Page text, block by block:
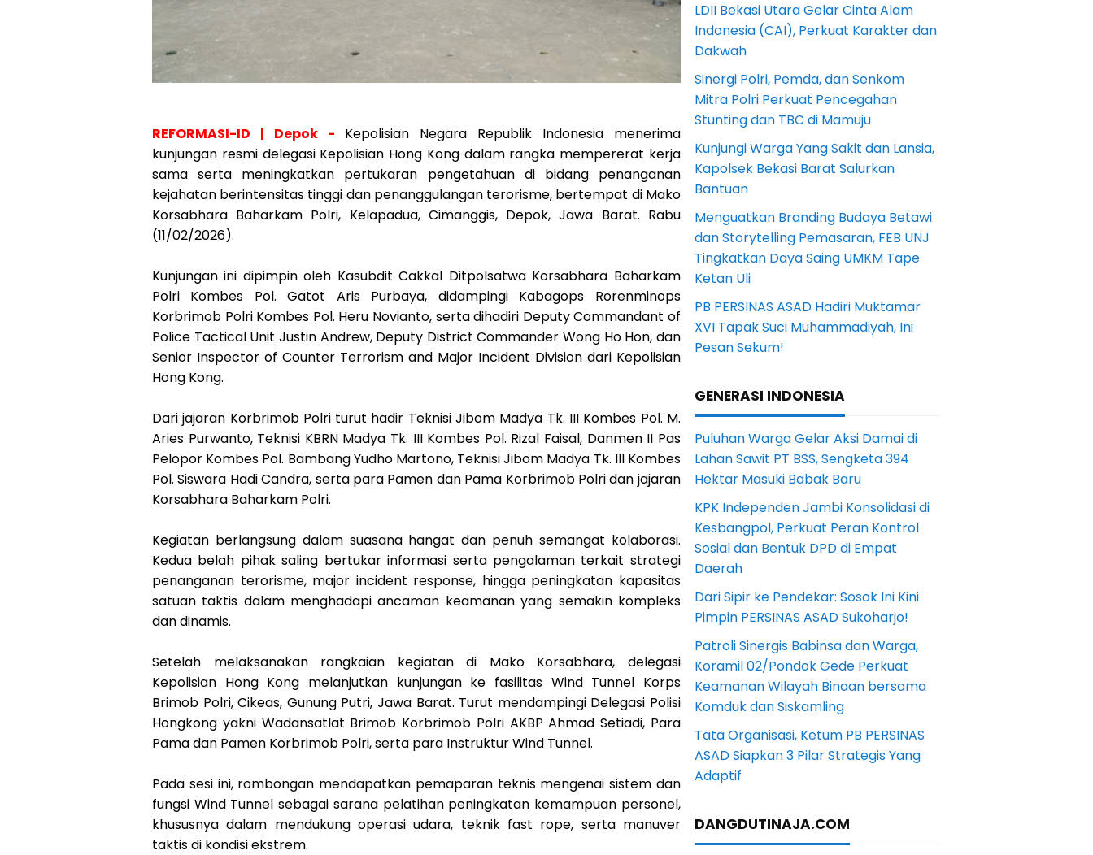
REFORMASI-ID | Depok - Kepolisian Negara Republik Indonesia menerima
kunjungan resmi delegasi Kepolisian Hong Kong dalam rangka mempererat kerja
sama serta meningkatkan pertukaran pengetahuan di bidang penanganan
kejahatan berintensitas tinggi dan penanggulangan terorisme, bertempat di Mako
Korsabhara Baharkam Polri, Kelapadua, Cimanggis, Depok, Jawa Barat. Rabu
(11/02/2026).
Kunjungan ini dipimpin oleh Kasubdit Cakkal Ditpolsatwa Korsabhara Baharkam
Polri Kombes Pol. Gatot Aris Purbaya, didampingi Kabagops Rorenminops
Korbrimob Polri Kombes Pol. Heru Novianto, serta dihadiri Deputy Commandant of
Police Tactical Unit Justin Andrew, Deputy District Commander Wong Ho Hon, dan
Senior Inspector of Counter Terrorism and Major Incident Division dari Kepolisian
Hong Kong.
Dari jajaran Korbrimob Polri turut hadir Teknisi Jibom Madya Tk. III Kombes Pol. M.
Aries Purwanto, Teknisi KBRN Madya Tk. III Kombes Pol. Rizal Faisal, Danmen II Pas
Pelopor Kombes Pol. Bambang Yudho Martono, Teknisi Jibom Madya Tk. III Kombes
Pol. Siswara Hadi Candra, serta para Pamen dan Pama Korbrimob Polri dan jajaran
Korsabhara Baharkam Polri.
Kegiatan berlangsung dalam suasana hangat dan penuh semangat kolaborasi.
Kedua belah pihak saling bertukar informasi serta pengalaman terkait strategi
penanganan terorisme, major incident response, hingga peningkatan kapasitas
satuan taktis dalam menghadapi ancaman keamanan yang semakin kompleks
dan dinamis.
Setelah melaksanakan rangkaian kegiatan di Mako Korsabhara, delegasi
Kepolisian Hong Kong melanjutkan kunjungan ke fasilitas Wind Tunnel Korps
Brimob Polri, Cikeas, Gunung Putri, Jawa Barat. Turut mendampingi Delegasi Polisi
Hongkong yakni Wadansatlat Brimob Korbrimob Polri AKBP Ahmad Setiadi, Para
Pama dan Pamen Korbrimob Polri, serta para Instruktur Wind Tunnel.
Pada sesi ini, rombongan mendapatkan pemaparan teknis mengenai sistem dan
fungsi Wind Tunnel sebagai sarana pelatihan peningkatan kemampuan personel,
khususnya dalam mendukung operasi udara, teknik fast rope, serta manuver
taktis di kondisi ekstrem.
LDII Bekasi Utara Gelar Cinta Alam
Indonesia (CAI), Perkuat Karakter dan
Dakwah
Sinergi Polri, Pemda, dan Senkom
Mitra Polri Perkuat Pencegahan
Stunting dan TBC di Mamuju
Kunjungi Warga Yang Sakit dan Lansia,
Kapolsek Bekasi Barat Salurkan
Bantuan
Menguatkan Branding Budaya Betawi
dan Storytelling Pemasaran, FEB UNJ
Tingkatkan Daya Saing UMKM Tape
Ketan Uli
PB PERSINAS ASAD Hadiri Muktamar
XVI Tapak Suci Muhammadiyah, Ini
Pesan Sekum!
GENERASI INDONESIA
Puluhan Warga Gelar Aksi Damai di
Lahan Sawit PT BSS, Sengketa 394
Hektar Masuki Babak Baru
KPK Independen Jambi Konsolidasi di
Kesbangpol, Perkuat Peran Kontrol
Sosial dan Bentuk DPD di Empat
Daerah
Dari Sipir ke Pendekar: Sosok Ini Kini
Pimpin PERSINAS ASAD Sukoharjo!
Patroli Sinergis Babinsa dan Warga,
Koramil 02/Pondok Gede Perkuat
Keamanan Wilayah Binaan bersama
Komduk dan Siskamling
Tata Organisasi, Ketum PB PERSINAS
ASAD Siapkan 3 Pilar Strategis Yang
Adaptif
DANGDUTINAJA.COM